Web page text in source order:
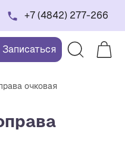
+7 (4842) 277-266
Записаться
очковая